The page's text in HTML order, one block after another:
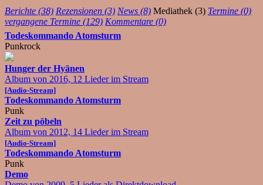
Berichte (38) Rezensionen (3) News (8) Mediathek (3) Termine (0)
vergangene Termine (129) Kommentare (0)
Todeskommando Atomsturm
Punkrock
Hunger der Hyänen
Album von 2016, 12 Lieder im Stream
[Audio-Stream]
Todeskommando Atomsturm
Punk
Zeit zu pöbeln
Album von 2012, 14 Lieder im Stream
[Audio-Stream]
Todeskommando Atomsturm
Punk
Demo